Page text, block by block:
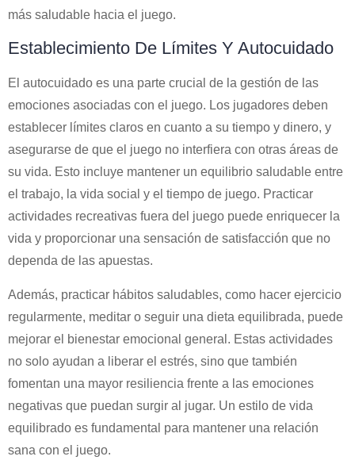
más saludable hacia el juego.
Establecimiento De Límites Y Autocuidado
El autocuidado es una parte crucial de la gestión de las
emociones asociadas con el juego. Los jugadores deben
establecer límites claros en cuanto a su tiempo y dinero, y
asegurarse de que el juego no interfiera con otras áreas de
su vida. Esto incluye mantener un equilibrio saludable entre
el trabajo, la vida social y el tiempo de juego. Practicar
actividades recreativas fuera del juego puede enriquecer la
vida y proporcionar una sensación de satisfacción que no
dependa de las apuestas.
Además, practicar hábitos saludables, como hacer ejercicio
regularmente, meditar o seguir una dieta equilibrada, puede
mejorar el bienestar emocional general. Estas actividades
no solo ayudan a liberar el estrés, sino que también
fomentan una mayor resiliencia frente a las emociones
negativas que puedan surgir al jugar. Un estilo de vida
equilibrado es fundamental para mantener una relación
sana con el juego.